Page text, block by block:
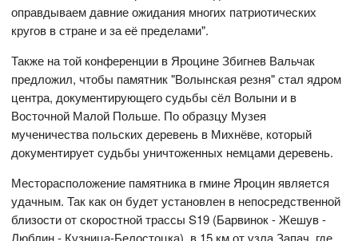
оправдываем давние ожидания многих патриотических
кругов в стране и за её пределами".
Также на той конференции в Яроцине Збигнев Вальчак
предложил, чтобы памятник "Волынская резня" стал ядром
центра, документирующего судьбы сёл Волыни и в
Восточной Малой Польше. По образцу Музея
мученичества польских деревень в Михнёве, который
документирует судьбы уничтоженных немцами деревень.
Месторасположение памятника в гмине Яроцин является
удачным. Так как он будет установлен в непосредственной
близости от скоростной трассы S19 (Барвинок - Жешув -